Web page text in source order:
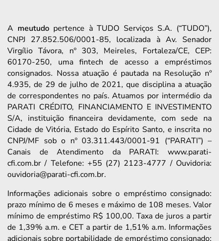
A meutudopertence à TUDO Serviços S.A. (“TUDO”),
CNPJ 27.852.506/0001-85, localizada à Av. Senador
Virgílio Távora, nº 303, Meireles, Fortaleza/CE, CEP:
60170-250, uma fintech de acesso a empréstimos
consignados. Nossa atuação é pautada na Resolução nº
4.935, de 29 de julho de 2021, que disciplina a atuação
de correspondentes no país. Atuamos por intermédio da
PARATI CRÉDITO, FINANCIAMENTO E INVESTIMENTO
S/A, instituição financeira devidamente, com sede na
Cidade de Vitória, Estado do Espírito Santo, e inscrita no
CNPJ/MF sob o nº 03.311.443/0001-91 (“PARATI”) –
Canais de Atendimento da PARATI: www.parati-
cfi.com.br / Telefone: +55 (27) 2123-4777 / Ouvidoria:
ouvidoria@parati-cfi.com.br.
Informações adicionais sobre o empréstimo consignado:
prazo mínimo de 6 meses e máximo de 108 meses. Valor
mínimo de empréstimo R$ 100,00. Taxa de juros a partir
de 1,39% a.m. e CET a partir de 1,51% a.m. Informações
adicionais sobre portabilidade de empréstimo consignado: